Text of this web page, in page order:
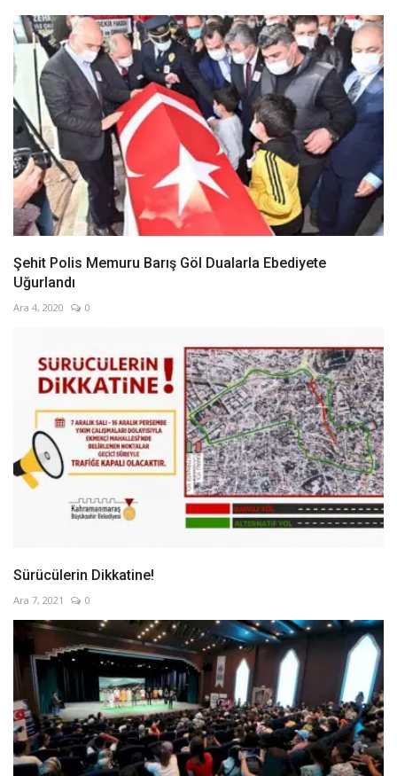
Şehit Polis Memuru Barış Göl Dualarla Ebediyete
Uğurlandı
Ara 4, 2020 0
Sürücülerin Dikkatine!
Ara 7, 2021 0